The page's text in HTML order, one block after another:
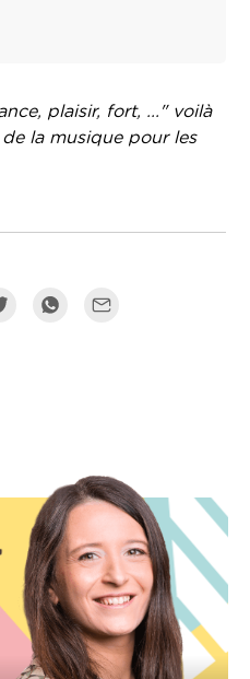
plaisir, fort, ..." voilà
la musique pour les